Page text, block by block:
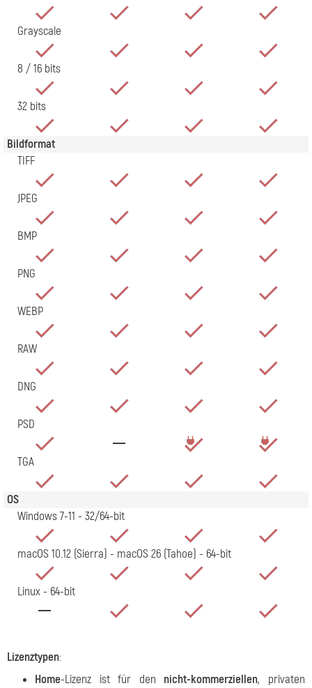
Grayscale
8 / 16 bits
32 bits
Bildformat
TIFF
JPEG
BMP
PNG
WEBP
RAW
DNG
PSD
TGA
OS
Windows 7-11 - 32/64-bit
macOS 10.12 (Sierra) - macOS 26 (Tahoe) - 64-bit
Linux - 64-bit
Lizenztypen:
Home-Lizenz ist für den nicht-kommerziellen, privaten